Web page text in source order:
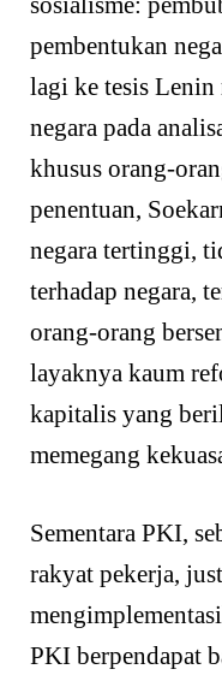
pembentukan
lagi ke tesis Lenin
negara pada
khusus orang-
penentuan,
negara tertinggi,
terhadap negara,
orang-orang
layaknya kaum
kapitalis yang
memegang
Sementara PKI,
rakyat pekerja,
PKI berpendapat